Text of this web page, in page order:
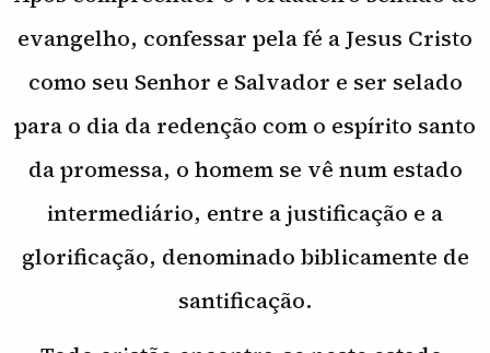
evangelho, confessar pela fé a Jesus Cristo
como seu Senhor e Salvador e ser selado
para o dia da redenção com o espírito santo
da promessa, o homem se vê num estado
intermediário, entre a justificação e a
glorificação, denominado biblicamente de
santificação.